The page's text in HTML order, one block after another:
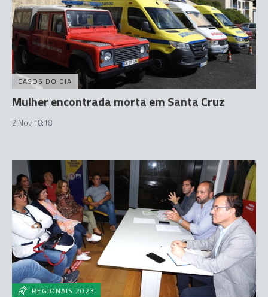
CASOS DO DIA
Mulher encontrada morta em Santa Cruz
2 Nov 18:18
REGIONAIS 2023